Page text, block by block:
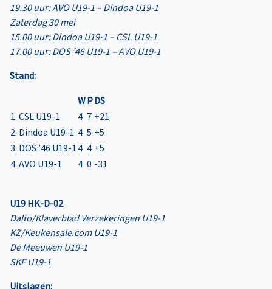
19.30 uur: AVO U19-1 – Dindoa U19-1
Zaterdag 30 mei
15.00 uur: Dindoa U19-1 – CSL U19-1
17.00 uur: DOS ’46 U19-1 – AVO U19-1
Stand:
WPDS
1. CSL U19-1
4 7 +21
2. Dindoa U19-1 4 5 +5
3. DOS ’46 U19-1 4 4 +5
4. AVO U19-1
4 0 -31
U19 HK-D-02
Dalto/Klaverblad Verzekeringen U19-1
KZ/Keukensale.com U19-1
De Meeuwen U19-1
SKF U19-1
Uitslagen: